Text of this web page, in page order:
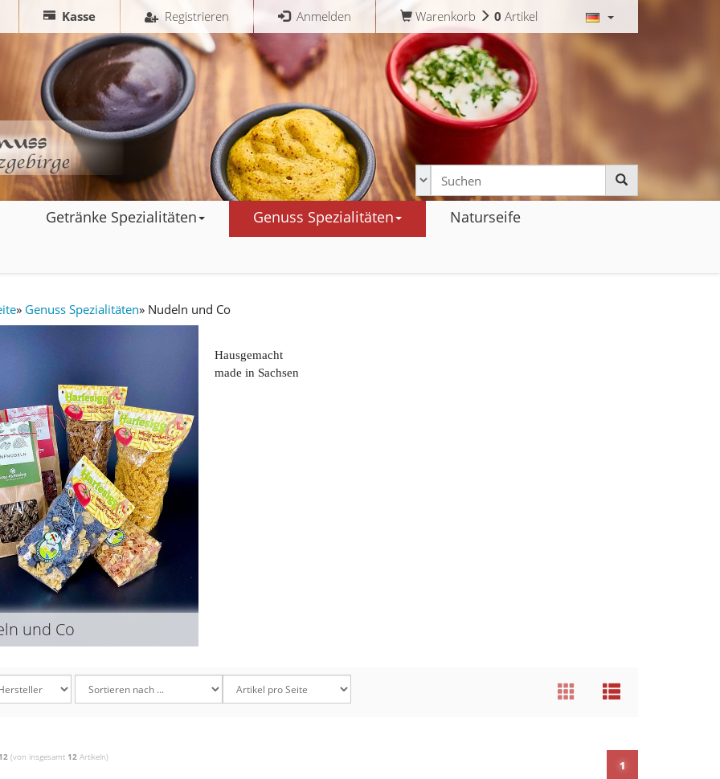
Warenkorb 0 Artikel
Anmelden
Registrieren
Kasse
Getränke Spezialitäten Genuss Spezialitäten Naturseife
» Genuss Spezialitäten» Nudeln und Co
und Co
Hausgemacht
made in Sachsen
(von insgesamt 12Artikeln)
1